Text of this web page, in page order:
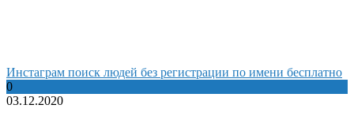
Инстаграм поиск людей без регистрации по имени бесплатно
0
03.12.2020